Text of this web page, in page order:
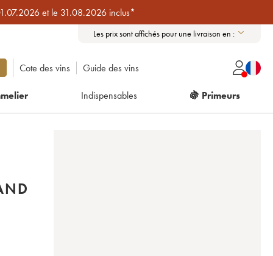
et le 31.08.2026 inclus*
Les prix sont affichés pour une livraison en :
Cote des vins Guide des vins
Indispensables 🍇 Primeurs